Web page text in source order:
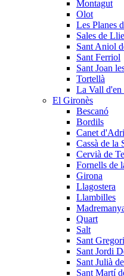
Montagut
Olot
Les Planes
Sales de
Sant Aniol
Sant Ferriol
Sant Joan
Tortellà
La Vall d'en
El Gironès
Bescanó
Bordils
Canet d'Adri
Cassà de la
Cervià de
Fornells de
Girona
Llagostera
Llambilles
Quart
Salt
Sant Gregori
Sant Jordi
Sant Julià
Sant Martí